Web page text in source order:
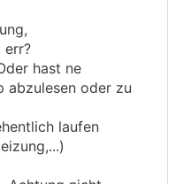
err?
hast ne
abzulesen oder zu
laufen